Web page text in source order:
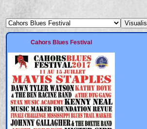
Cahors Blues Festival